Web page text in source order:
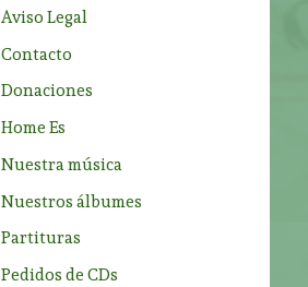
:
Aviso Legal
Contacto
Donaciones
Home Es
Nuestra música
Nuestros álbumes
Partituras
Pedidos de CDs